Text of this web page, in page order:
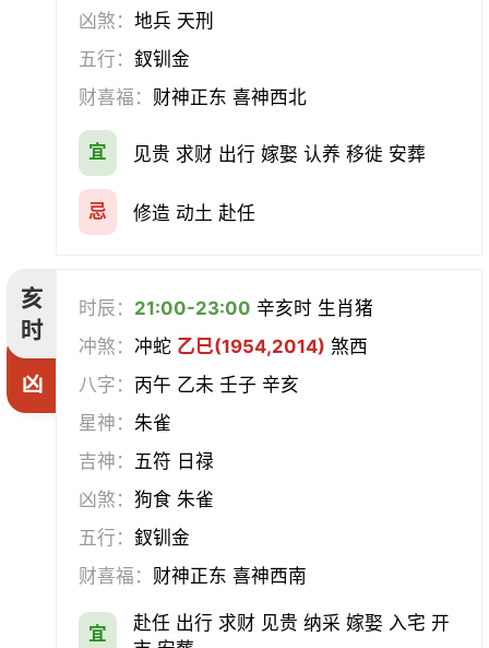
凶煞：地兵 天刑
五行：釵钏金
财喜福： 财神正东 喜神西北
宜 见贵 求财 出行 嫁娶 认养 移徙 安葬
忌 修造 动土 赴任
亥
时
凶
时辰： 21:00-23:00 辛亥时 生肖猪
冲煞：冲蛇 乙巳(1954,2014) 煞西
八字： 丙午 乙未 壬子 辛亥
星神： 朱雀
吉神： 五符 日禄
凶煞：狗食 朱雀
五行：釵钏金
财喜福： 财神正东 喜神西南
宜
赴任 出行 求财 见贵 纳采 嫁娶 入宅 开